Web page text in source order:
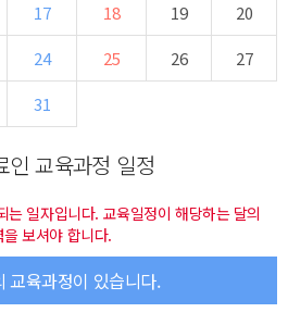
17 18 19
20
24 25 26
27
31
인 교육과정 일정
일자입니다. 교육일정이 해당하는 달의
을 보셔야 합니다.
교육과정이 있습니다.